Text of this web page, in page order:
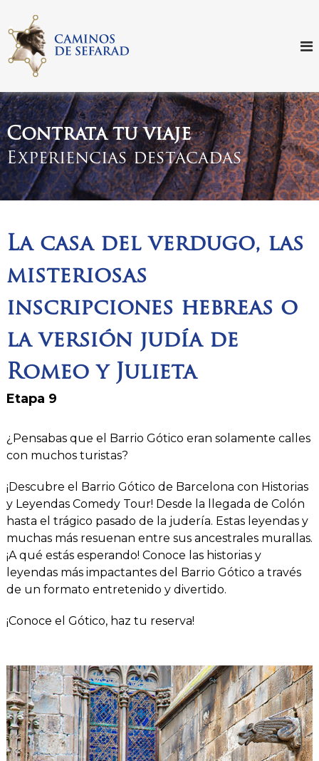
o
c
o
n
t
e
n
Contrata tu viaje
Experiencias destacadas
La casa del verdugo, las
misteriosas
inscripciones hebreas o
la versión judía de
Romeo y Julieta
Etapa 9
¿Pensabas que el Barrio Gótico eran solamente calles
con muchos turistas?
¡Descubre el Barrio Gótico de Barcelona con Historias
y Leyendas Comedy Tour! Desde la llegada de Colón
hasta el trágico pasado de la judería. Estas leyendas y
muchas más resuenan entre sus ancestrales murallas.
¡A qué estás esperando! Conoce las historias y
leyendas más impactantes del Barrio Gótico a través
de un formato entretenido y divertido.
¡Conoce el Gótico, haz tu reserva!